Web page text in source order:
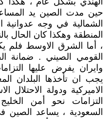
حين مدت الصين يد
الشمالية في وجه عدوانية
المنطقة وهكذا كان الحال
، أما الشرق الاوسط فلم
القومي الصيني . ضمانة
وايران يفرض عليها
يجب ان تأخذها البلدان
الاميركية ودولة الاحتلال
التزامات نحو أمن
السعودية ، يساعد الصين